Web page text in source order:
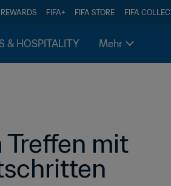
FIFA+ FIFA STORE FIFA
& HOSPITALITY Mehr
mit